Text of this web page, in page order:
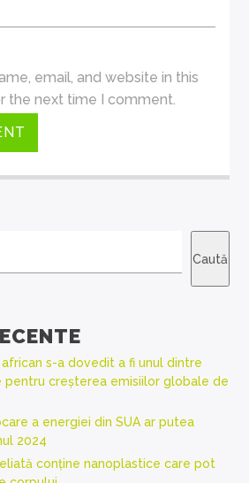
email, and website in this
the next time I comment.
Caută
s-a dovedit a fi unul dintre
creșterea emisiilor globale de
a energiei din SUA ar putea
2024
conține nanoplastice care pot